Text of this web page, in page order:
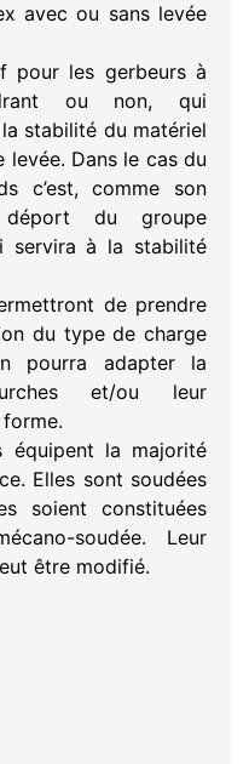
avec ou sans levée
pour les gerbeurs à
ou non, qui
stabilité du matériel
Dans le cas du
c’est, comme son
du groupe
servira à la stabilité
de prendre
du type de charge
pourra adapter la
et/ou leur
équipent la majorité
Elles sont soudées
soient constituées
soudée. Leur
être modifié.